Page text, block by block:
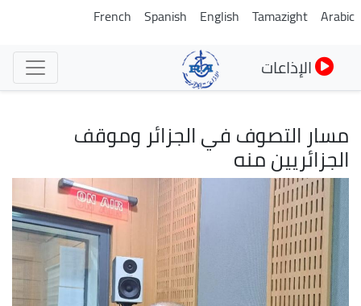
تجاوز
Arabic
Tamazight
English
Spanish
French
الإذاعات
مسار التصوف في الجزائر وموقف
الجزائريين منه
الصورة